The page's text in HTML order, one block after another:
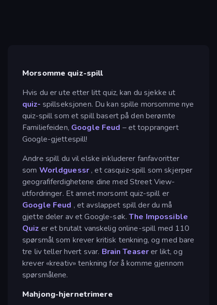
Morsomme quiz-spill
Hvis du er ute etter litt quiz, kan du sjekke ut
quiz- spillseksjonen. Du kan spille morsomme nye
quiz-spill som et spill basert på den berømte
Familiefeiden, Google Feud – et topprangert
Google-gjettespill!
Andre spill du vil elske inkluderer fanfavoritter
som Worldguessr, et casquiz-spill som skjerper
geografiferdighetene dine med Street View-
utfordringer. Et annet morsomt quiz-spill er
Google Feud , et avslappet spill der du må
gjette deler av et Google-søk.The Impossible
Quiz er et brutalt vanskelig online-spill med 110
spørsmål som krever kritisk tenkning, og med bare
tre liv teller hvert svar. Brain Teaserer likt, og
krever «kreativ» tenkning for å komme gjennom
spørsmålene.
Mahjong-hjernetrimere